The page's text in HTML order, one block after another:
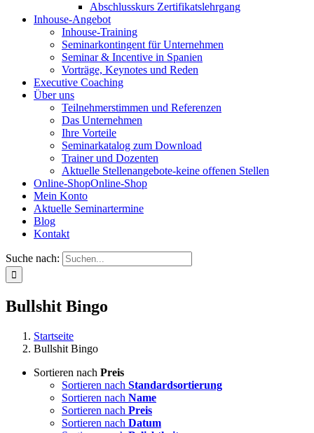
Abschlusskurs Zertifikatslehrgang
Inhouse-Angebot
Inhouse-Training
Seminarkontingent für Unternehmen
Seminar & Incentive in Spanien
Vorträge, Keynotes und Reden
Executive Coaching
Über uns
Teilnehmerstimmen und Referenzen
Das Unternehmen
Ihre Vorteile
Seminarkatalog zum Download
Trainer und Dozenten
Aktuelle Stellenangebote-keine offenen Stellen
Online-ShopOnline-Shop
Mein Konto
Aktuelle Seminartermine
Blog
Kontakt
Suche nach:
Bullshit Bingo
Startseite
Bullshit Bingo
Sortieren nach Preis
Sortieren nach Standardsortierung
Sortieren nach Name
Sortieren nach Preis
Sortieren nach Datum